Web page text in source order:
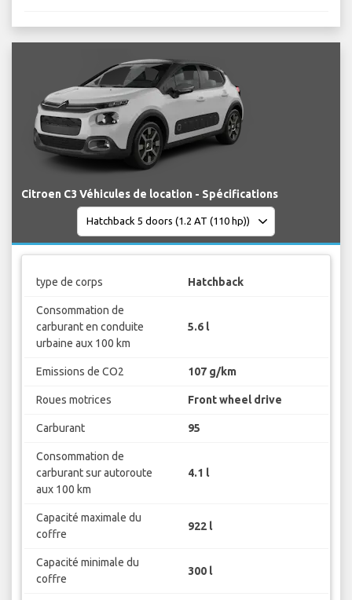
Citroen C3 Véhicules de location - Spécifications
type de corps Hatchback
Consommation de
carburant en conduite
urbaine aux 100 km
5.6 l
Emissions de CO2 107 g/km
Roues motrices Front wheel drive
Carburant 95
Consommation de
carburant sur autoroute
aux 100 km
4.1 l
Capacité maximale du
coffre
922 l
Capacité minimale du
coffre
300 l